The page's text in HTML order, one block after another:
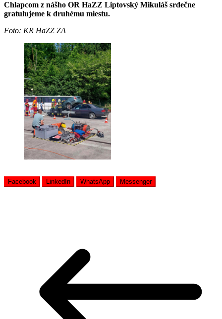
Chlapcom z nášho OR HaZZ Liptovský Mikuláš srdečne
gratulujeme k druhému miestu.
Foto: KR HaZZ ZA
Facebook LinkedIn WhatsApp Messenger